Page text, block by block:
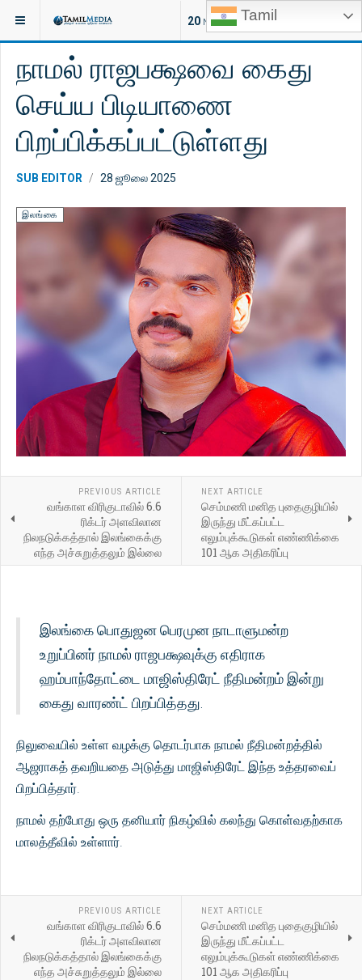
Tamil
20 NEW ARTICLES
இருக்குமிடம்: செய்திகள்
நாமல் ராஜபக்ஷவை கைது
செய்ய பிடியாணை
பிறப்பிக்கப்பட்டுள்ளது
SUB EDITOR 28 ஜூலை 2025
இலங்கை
PREVIOUS ARTICLE
வங்காள விரிகுடாவில் 6.6
ரிக்டர் அளவிலான
நிலநடுக்கத்தால் இலங்கைக்கு
எந்த அச்சுறுத்தலும் இல்லை
NEXT ARTICLE
செம்மணி மனித புதைகுழியில்
இருந்து மீட்கப்பட்ட
எலும்புக்கூடுகள் எண்ணிக்கை
101 ஆக அதிகரிப்பு
இலங்கை பொதுஜன பெரமுன நாடாளுமன்ற
உறுப்பினர் நாமல் ராஜபக்ஷவுக்கு எதிராக
ஹம்பாந்தோட்டை மாஜிஸ்திரேட் நீதிமன்றம் இன்று
கைது வாரண்ட் பிறப்பித்தது.
நிலுவையில் உள்ள வழக்கு தொடர்பாக நாமல் நீதிமன்றத்தில்
ஆஜராகத் தவறியதை அடுத்து மாஜிஸ்திரேட் இந்த உத்தரவைப்
பிறப்பித்தார்.
நாமல் தற்போது ஒரு தனியார் நிகழ்வில் கலந்து கொள்வதற்காக
மாலத்தீவில் உள்ளார்.
PREVIOUS ARTICLE
வங்காள விரிகுடாவில் 6.6
ரிக்டர் அளவிலான
நிலநடுக்கத்தால் இலங்கைக்கு
எந்த அச்சுறுத்தலும் இல்லை
NEXT ARTICLE
செம்மணி மனித புதைகுழியில்
இருந்து மீட்கப்பட்ட
எலும்புக்கூடுகள் எண்ணிக்கை
101 ஆக அதிகரிப்பு